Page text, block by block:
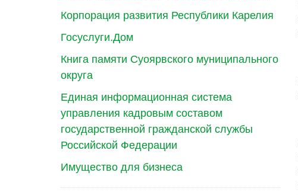
Корпорация развития Республики Карелия
Госуслуги.Дом
Книга памяти Суоярвского муниципального
округа
Единая информационная система
управления кадровым составом
государственной гражданской службы
Российской Федерации
Имущество для бизнеса